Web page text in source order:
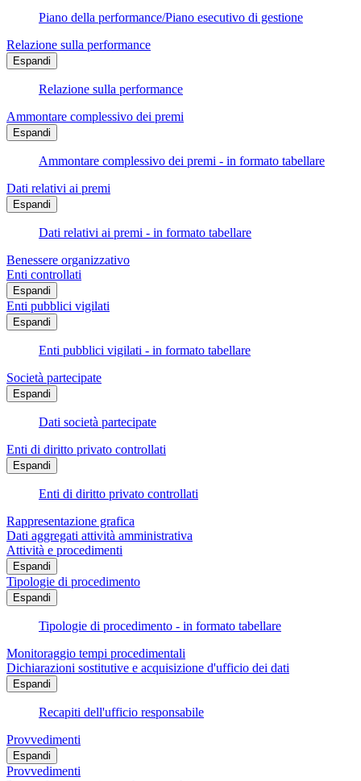
Piano della performance/Piano esecutivo di gestione
Relazione sulla performance
Espandi
Relazione sulla performance
Ammontare complessivo dei premi
Espandi
Ammontare complessivo dei premi - in formato tabellare
Dati relativi ai premi
Espandi
Dati relativi ai premi - in formato tabellare
Benessere organizzativo
Enti controllati
Espandi
Enti pubblici vigilati
Espandi
Enti pubblici vigilati - in formato tabellare
Società partecipate
Espandi
Dati società partecipate
Enti di diritto privato controllati
Espandi
Enti di diritto privato controllati
Rappresentazione grafica
Dati aggregati attività amministrativa
Attività e procedimenti
Espandi
Tipologie di procedimento
Espandi
Tipologie di procedimento - in formato tabellare
Monitoraggio tempi procedimentali
Dichiarazioni sostitutive e acquisizione d'ufficio dei dati
Espandi
Recapiti dell'ufficio responsabile
Provvedimenti
Espandi
Provvedimenti